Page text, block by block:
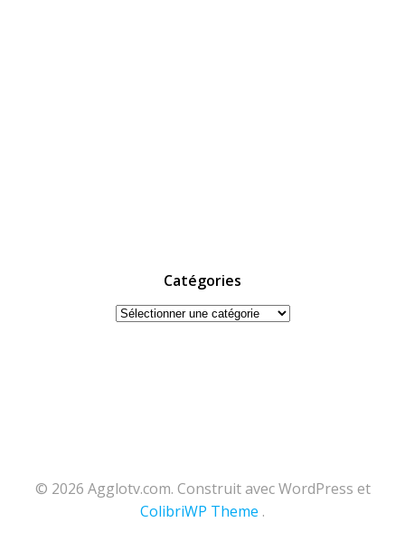
Catégories
Catégories
© 2026 Agglotv.com. Construit avec WordPress et
ColibriWP Theme .